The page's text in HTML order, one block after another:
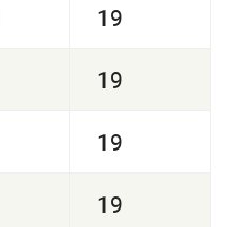
19
19
19
19